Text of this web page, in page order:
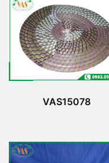
VAS15078